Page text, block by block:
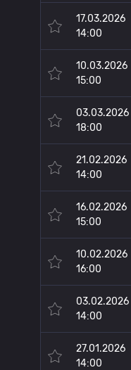
17.03.2026
14:00
10.03.2026
15:00
03.03.2026
18:00
21.02.2026
14:00
16.02.2026
15:00
10.02.2026
16:00
03.02.2026
14:00
27.01.2026
14:00